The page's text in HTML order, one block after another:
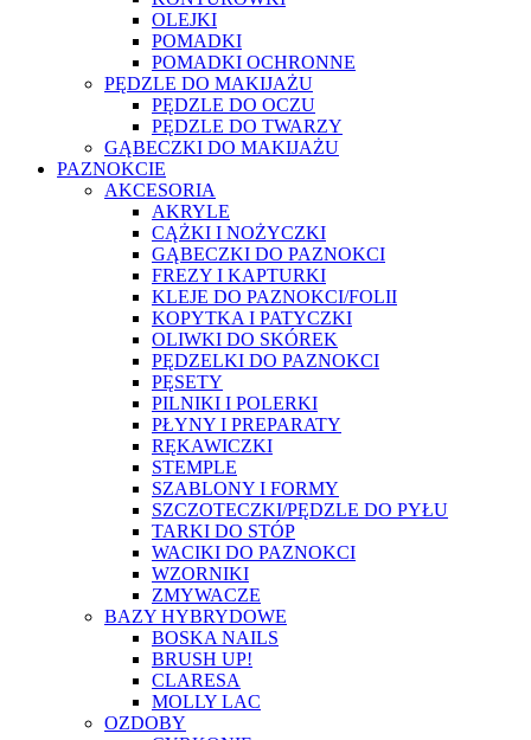
OLEJKI
POMADKI
POMADKI OCHRONNE
PĘDZLE DO MAKIJAŻU
PĘDZLE DO OCZU
PĘDZLE DO TWARZY
GĄBECZKI DO MAKIJAŻU
PAZNOKCIE
AKCESORIA
AKRYLE
CĄŻKI I NOŻYCZKI
GĄBECZKI DO PAZNOKCI
FREZY I KAPTURKI
KLEJE DO PAZNOKCI/FOLII
KOPYTKA I PATYCZKI
OLIWKI DO SKÓREK
PĘDZELKI DO PAZNOKCI
PĘSETY
PILNIKI I POLERKI
PŁYNY I PREPARATY
RĘKAWICZKI
STEMPLE
SZABLONY I FORMY
SZCZOTECZKI/PĘDZLE DO PYŁU
TARKI DO STÓP
WACIKI DO PAZNOKCI
WZORNIKI
ZMYWACZE
BAZY HYBRYDOWE
BOSKA NAILS
BRUSH UP!
CLARESA
MOLLY LAC
OZDOBY